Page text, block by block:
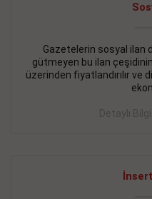
Gazetelerin sosyal ilan
gütmeyen bu ilan çeşidinin
üzerinden fiyatlandırılır ve
Detaylı
İŞYERİ KİRALIK İlanı-
BEYLİKDÜZÜ Kavaklıda 4